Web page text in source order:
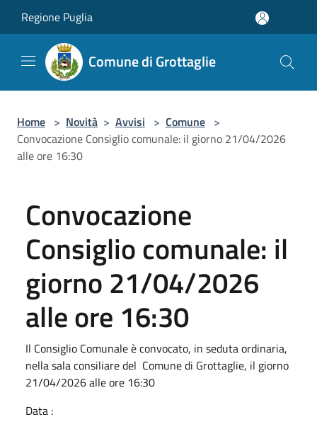
Regione Puglia
Comune di Grottaglie
Home > Novità > Avvisi > Comune >
Convocazione Consiglio comunale: il giorno 21/04/2026
alle ore 16:30
Convocazione
Consiglio comunale: il
giorno 21/04/2026
alle ore 16:30
Il Consiglio Comunale è convocato, in seduta ordinaria,
nella sala consiliare del Comune di Grottaglie, il giorno
21/04/2026 alle ore 16:30
Data :